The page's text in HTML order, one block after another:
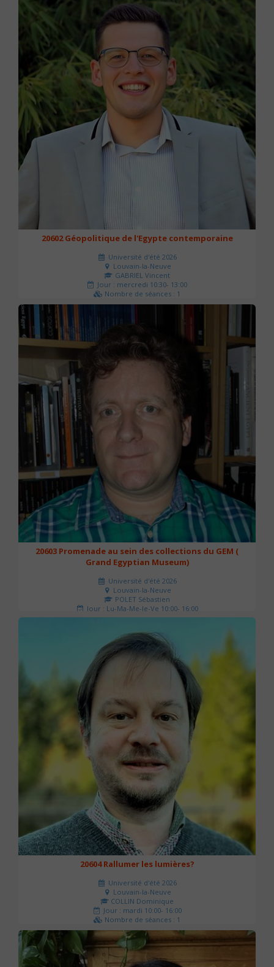
20602 Géopolitique de l'Egypte contemporaine
Université d'été 2026
Louvain-la-Neuve
GABRIEL Vincent
Jour : mercredi 10:30- 13:00
Nombre de séances : 1
21 €
20603 Promenade au sein des collections du GEM (
Grand Egyptian Museum)
Université d'été 2026
Louvain-la-Neuve
POLET Sébastien
Jour : Lu-Ma-Me-Je-Ve 10:00- 16:00
Nombre de séances : 2
20604 Rallumer les lumières?
Université d'été 2026
Louvain-la-Neuve
COLLIN Dominique
Jour : mardi 10:00- 16:00
Nombre de séances : 1
60 €